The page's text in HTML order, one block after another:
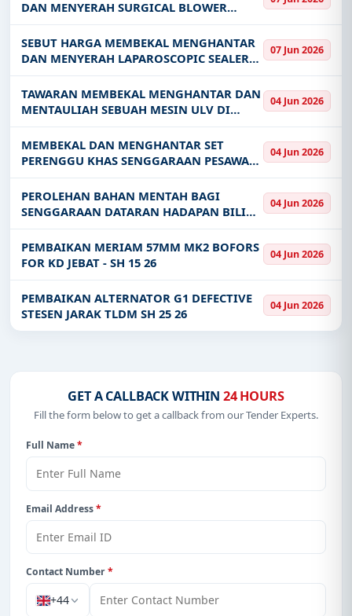
DAN MENYERAH SURGICAL BLOWER
MISTER DEVICE KE HOSPITAL PULAU
PINANG BAGI TEMPOH SATU 1 TAHUN
SEBUT HARGA MEMBEKAL MENGHANTAR
DAN MENYERAH LAPAROSCOPIC SEALER
DIVIDER MARYLAND JAW 37CM KE
HOSPITAL PULAU PINANG BAGI TEMPOH
SATU 1 TAHUN
07 Jun 2026
TAWARAN MEMBEKAL MENGHANTAR DAN
MENTAULIAH SEBUAH MESIN ULV DI
PEJABAT KESIHATAN KAWASAN TUARAN
04 Jun 2026
MEMBEKAL DAN MENGHANTAR SET
PERENGGU KHAS SENGGARAAN PESAWAT
A109 LOH UNTUK TENTERA DARAT
04 Jun 2026
PEROLEHAN BAHAN MENTAH BAGI
SENGGARAAN DATARAN HADAPAN BILIK
MESYUARAT IRIS BPKP 2 RAK PAMERAN
BPKP 1 DAN PONDOK PENGAWAL BPKP 5
WISMA TRANSIT KUALA LUMPUR
04 Jun 2026
PEMBAIKAN MERIAM 57MM MK2 BOFORS
FOR KD JEBAT - SH 15 26
04 Jun 2026
PEMBAIKAN ALTERNATOR G1 DEFECTIVE
STESEN JARAK TLDM SH 25 26
04 Jun 2026
GET A CALLBACK WITHIN 24 HOURS
Fill the form below to get a callback from our Tender Experts.
Full Name*
Email Address*
Contact Number*
+44